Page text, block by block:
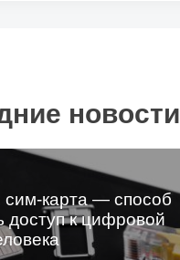
новости
сим-карта — способ
доступ к цифровой